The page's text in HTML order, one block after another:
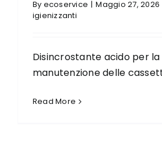
By ecoservice | Maggio 27, 2026
igienizzanti
Disincrostante acido per la
manutenzione delle
Read More